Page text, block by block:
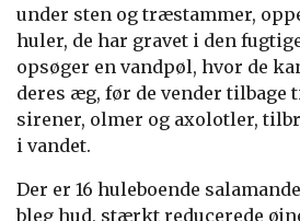
under sten og træstammer,
huler, de har gravet i den
opsøger en vandpøl, hvor de
deres æg, før de vender tilbage
sirener, olmer og axolotler,
i vandet.
Der er 16 huleboende
bleg hud, stærkt reducerede